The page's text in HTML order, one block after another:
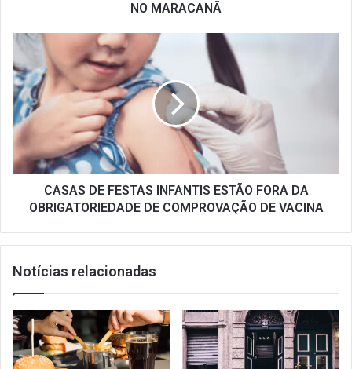
NO MARACANÃ
CASAS
FESTAS
INFANTIS
ESTÃO
FORA
DA
OBRIGATORIEDADE
DE
COMPROVAÇÃO
CASAS DE FESTAS INFANTIS ESTÃO FORA DA
OBRIGATORIEDADE DE COMPROVAÇÃO DE VACINA
Notícias relacionadas